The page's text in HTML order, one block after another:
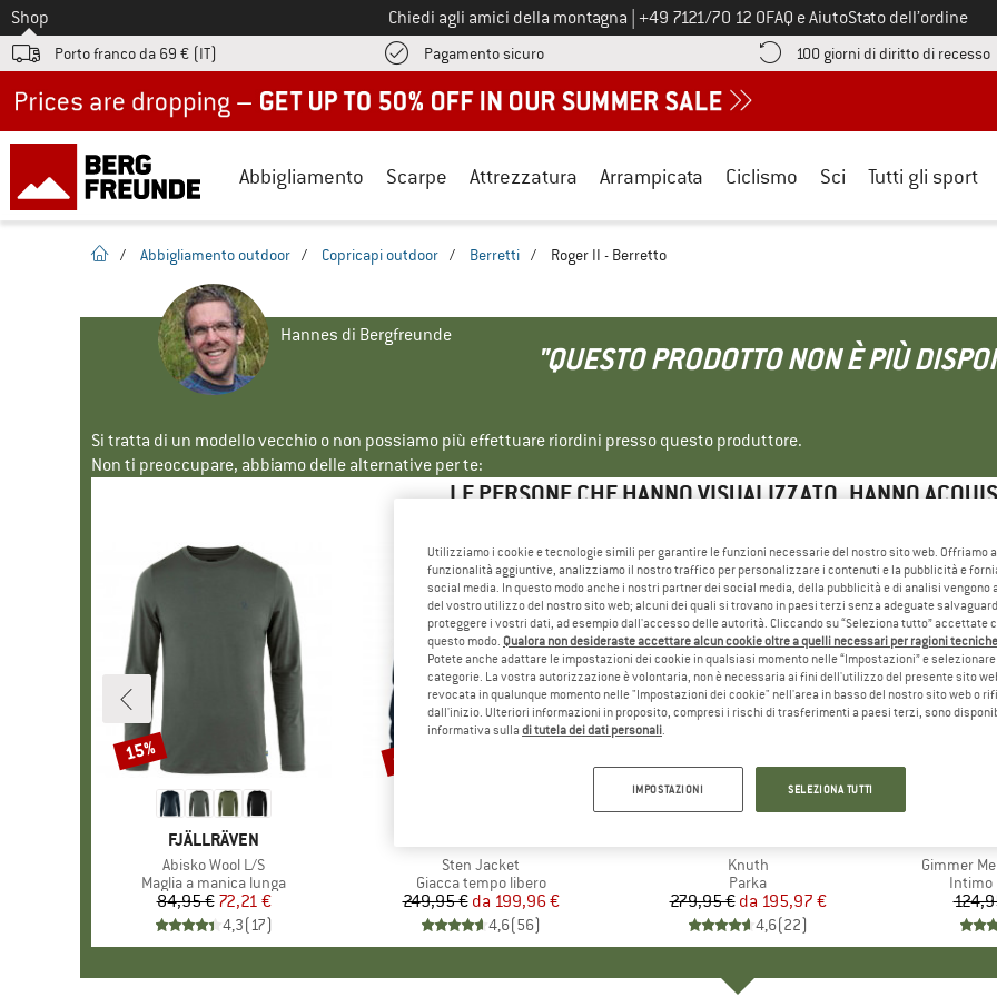
Allo
Shop Chiedi agli amici della montagna Chiamaci al numero
+49 7121/70 12 0FAQ e AiutoStato dell’ordine
Porto franco da 69 € (IT) Pagamento sicuroQui trovi le informazioni di pagamento! Si apre in una casella
100 giorni di diritto di recesso
Abbigliamento Scarpe Attrezzatura Arrampicata Ciclismo Sci Tutti gli sport
pagina iniziale
/ Abbigliamento outdoor / Copricapi outdoor / Berretti / Roger II - Berretto
Hannes di Bergfreunde
"QUESTO PRODOTTO NON È PIÙ
Si tratta di un modello vecchio o non possiamo più effettuare riordini presso questo produttore.
Non ti preoccupare, abbiamo delle alternative per te:
LE PERSONE CHE HANNO VISUALIZZATO, HANNO
MARCHIO
FJÄLLRÄVEN
Articolo
Abisko Wool L/S
Gruppo di prodotti
Maglia a manica lunga
Prezzo
84,95 €Prezzo ridotto
72,21 €
4,3(17)
Sconto
15%
Articolo
Sten Jacket
Gruppo di prodotti
Giacca tempo libero
Prezzo
249,95 € Prezzo ridotto
da 199,96 €
4,6(56)
Sconto
fino al 20%
Articolo
Knuth
Gruppo di prodotti
Parka
Prezzo
279,95 € Prezzo ridotto
da 195,97 €
4,6(22)
Articolo
Gimmer
Intimo
Utilizziamo i cookie e tecnologie simili per garantire le funzioni necessarie del nostro sito web. Offriamo
funzionalità aggiuntive, analizziamo il nostro traffico per personalizzare i contenuti e la pubblicità e
social media. In questo modo anche i nostri partner dei social media, della pubblicità e di analisi vengono
del vostro utilizzo del nostro sito web; alcuni dei quali si trovano in paesi terzi senza adeguate
proteggere i vostri dati, ad esempio dall'accesso delle autorità. Cliccando su “Seleziona tutto” accettate
questo modo. Qualora non desideraste accettare alcun cookie oltre a quelli necessari per ragioni
Potete anche adattare le impostazioni dei cookie in qualsiasi momento nelle “Impostazioni” e
categorie. La vostra autorizzazione è volontaria, non è necessaria ai fini dell'utilizzo del presente sito
revocata in qualunque momento nelle "Impostazioni dei cookie" nell'area in basso del nostro sito web o
dall'inizio. Ulteriori informazioni in proposito, compresi i rischi di trasferimenti a paesi terzi, sono
informativa sulla di tutela dei dati personali.
IMPOSTAZIONI SELEZIONA TUTTI